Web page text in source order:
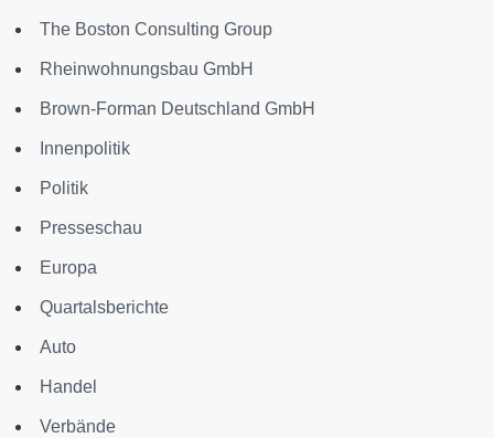
The Boston Consulting Group
Rheinwohnungsbau GmbH
Brown-Forman Deutschland GmbH
Innenpolitik
Politik
Presseschau
Europa
Quartalsberichte
Auto
Handel
Verbände